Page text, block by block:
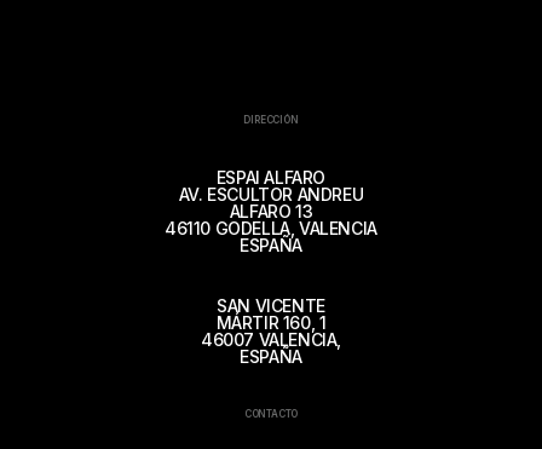
DIRECCIÓN
ESPAI ALFARO
AV. ESCULTOR ANDREU
ALFARO 13
46110 GODELLA, VALENCIA
ESPAÑA
SAN VICENTE
MÁRTIR 160, 1
46007 VALENCIA,
ESPAÑA
CONTACTO